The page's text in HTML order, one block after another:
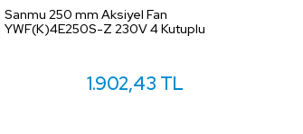
Sanmu 250 mm Aksiyel Fan
YWF(K)4E250S-Z 230V 4 Kutuplu
1.902,43 TL